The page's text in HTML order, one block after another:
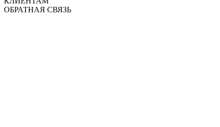
ОБРАТНАЯ СВЯЗЬ